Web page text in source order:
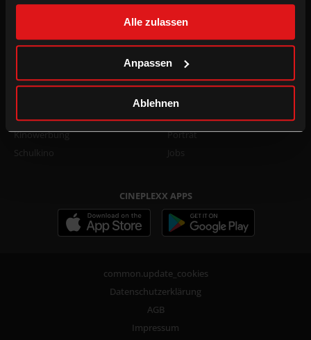
gesammelt haben.
Alle zulassen
Anpassen
Ablehnen
DOT.magazine
TikTok
WhatsApp
Kino mieten
Kinowerbung
Schulkino
Presse
Porträt
Jobs
CINEPLEXX APPS
common.update_cookies
Datenschutzerklärung
AGB
Impressum